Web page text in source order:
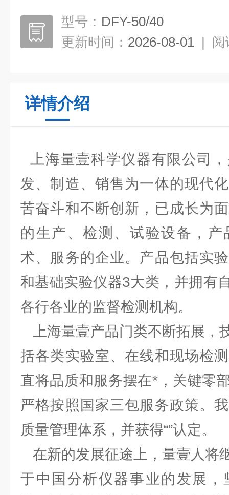
型号： DFY-50/40
更新时间： 2026-08-01 | 阅
详情介绍
上海量壹科学仪器有限公司
发、制造、销售为一体的现代
苦奋斗和不断创新，已成长为
的生产、检测、试验设备，
术、服务的企业。产品包括实
和基础实验仪器3大类，并拥有
各行各业的监督检测机构。
上海量壹产品门类不断拓展，
括各类实验室、在线和现场检
直将品质和服务摆在*，关键零
严格按照国家三包服务政策。
质量管理体系，并获得“”认定。
在新的发展征途上，量壹人将
于中国分析仪器事业的发展，